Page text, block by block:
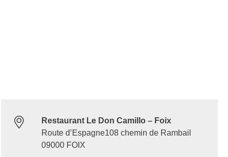
Restaurant Le Don Camillo – Foix
Route d’Espagne108 chemin de Rambail
09000 FOIX